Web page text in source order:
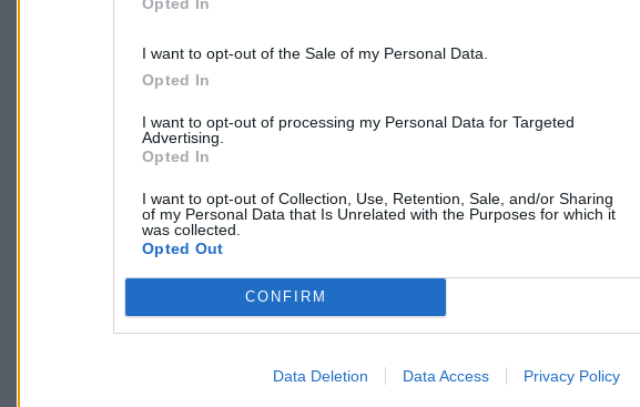
I want to opt-out of the Sale of my Personal Data.
Opted In
I want to opt-out of processing my Personal Data for Targeted
Advertising.
Opted In
I want to opt-out of Collection, Use, Retention, Sale, and/or Sharing
of my Personal Data that Is Unrelated with the Purposes for which it
was collected.
Opted Out
CONFIRM
Data Deletion Data Access Privacy Policy